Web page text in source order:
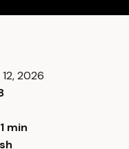
2026
min